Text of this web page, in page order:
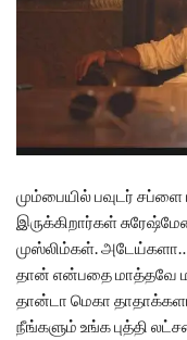
மும்பையில் பவுடர்
இருக்கிறார்கள்
முஸ்லிம்கள்.
தான் என்பதை மாத்தவே
தான்டா மெகா
நீங்களும் உங்க புத்தி